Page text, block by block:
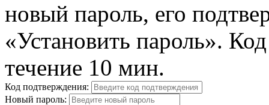
новый пароль, его
«Установить пароль».
течение 10 мин.
Код подтверждения:
Новый пароль: